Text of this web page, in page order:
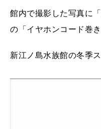
館内で撮影した写真に
の「イヤホンコード巻
新江ノ島水族館の冬季